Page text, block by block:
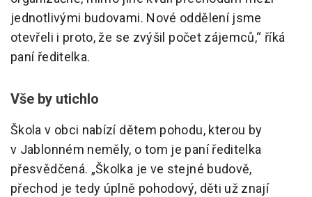
jednotlivými budovami. Nové oddělení jsme
otevřeli i proto, že se zvýšil počet zájemců,“ říká
paní ředitelka.
Vše by utichlo
Škola v obci nabízí dětem pohodu, kterou by
v Jablonném neměly, o tom je paní ředitelka
přesvědčená. „Školka je ve stejné budově,
přechod je tedy úplně pohodový, děti už znají